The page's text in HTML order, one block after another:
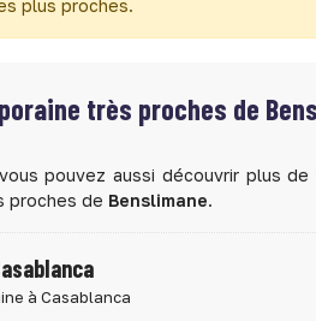
plus proches.
très proches de
pouvez aussi découvrir plus
proches de Benslimane.
à Casablanca